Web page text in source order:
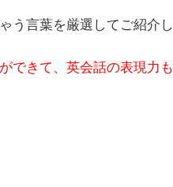
う言葉を厳選してご紹介し
できて、英会話の表現力